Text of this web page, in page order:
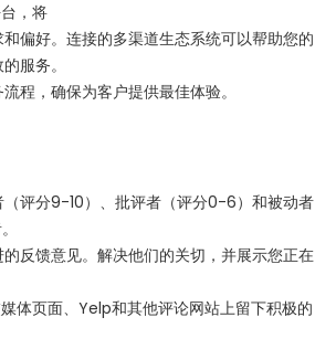
，将
偏好。连接的多渠道生态系统可以帮助您的
服务。
程，确保为客户提供最佳体验。
评分9-10）、批评者（评分0-6）和被动者
反馈意见。解决他们的关切，并展示您正在
体页面、Yelp和其他评论网站上留下积极的